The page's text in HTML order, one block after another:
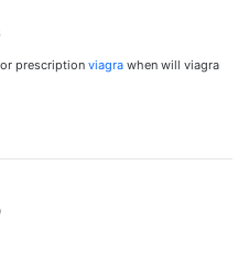
prescription viagra when will viagra